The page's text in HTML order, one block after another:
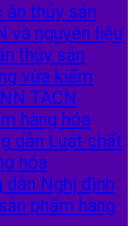
ăn thủy sản
và nguyên liệu
thủy sản
vừa kiểm
TACN
hàng hóa
dẫn Luật chất
hóa
dẫn Nghị định
phẩm hàng